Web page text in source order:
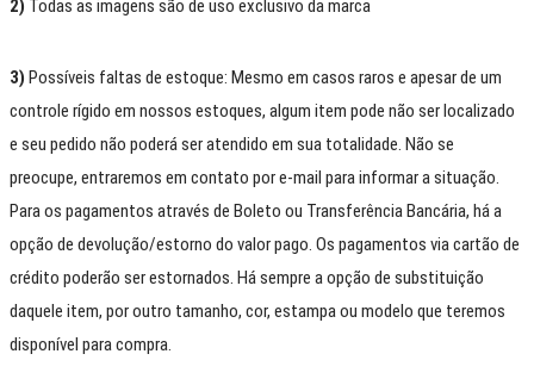
2) Todas as imagens são de uso exclusivo da marca
3) Possíveis faltas de estoque: Mesmo em casos raros e apesar de um
controle rígido em nossos estoques, algum item pode não ser localizado
e seu pedido não poderá ser atendido em sua totalidade. Não se
preocupe, entraremos em contato por e-mail para informar a situação.
Para os pagamentos através de Boleto ou Transferência Bancária, há a
opção de devolução/estorno do valor pago. Os pagamentos via cartão de
crédito poderão ser estornados. Há sempre a opção de substituição
daquele item, por outro tamanho, cor, estampa ou modelo que teremos
disponível para compra.